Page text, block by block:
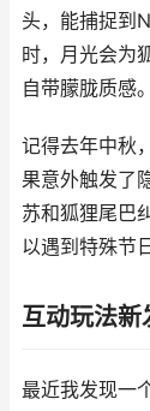
头，能捕捉到
时，月光会为
自带朦胧质感。
记得去年中秋
果意外触发了
苏和狐狸尾巴
以遇到特殊节
互动玩法新
最近我发现一